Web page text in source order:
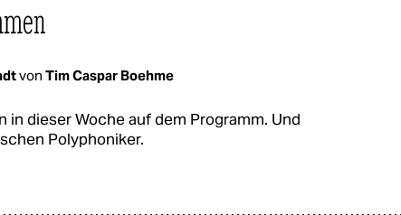
von Tim Caspar Boehme
in dieser Woche auf dem Programm. Und
Polyphoniker.